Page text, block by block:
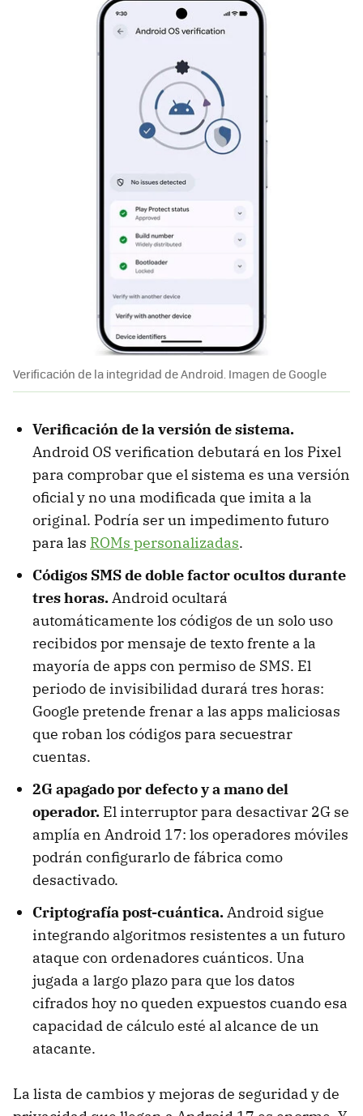
Verificación de la integridad de Android. Imagen de Google
Verificación de la versión de sistema.
Android OS verification debutará en los Pixel
para comprobar que el sistema es una versión
oficial y no una modificada que imita a la
original. Podría ser un impedimento futuro
para las ROMs personalizadas.
Códigos SMS de doble factor ocultos durante
tres horas.Android ocultará
automáticamente los códigos de un solo uso
recibidos por mensaje de texto frente a la
mayoría de apps con permiso de SMS. El
periodo de invisibilidad durará tres horas:
Google pretende frenar a las apps maliciosas
que roban los códigos para secuestrar
cuentas.
2G apagado por defecto y a mano del
operador. El interruptor para desactivar 2G se
amplía en Android 17: los operadores móviles
podrán configurarlo de fábrica como
desactivado.
Criptografía post-cuántica.Android sigue
integrando algoritmos resistentes a un futuro
ataque con ordenadores cuánticos. Una
jugada a largo plazo para que los datos
cifrados hoy no queden expuestos cuando esa
capacidad de cálculo esté al alcance de un
atacante.
La lista de cambios y mejoras de seguridad y de